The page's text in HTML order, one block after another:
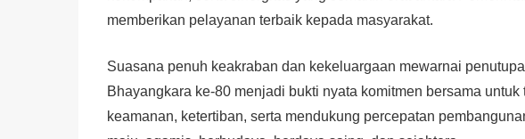
memberikan pelayanan terbaik kepada masyarakat.
Suasana penuh keakraban dan kekeluargaan mewarnai
Bhayangkara ke-80 menjadi bukti nyata komitmen bersama
keamanan, ketertiban, serta mendukung percepatan